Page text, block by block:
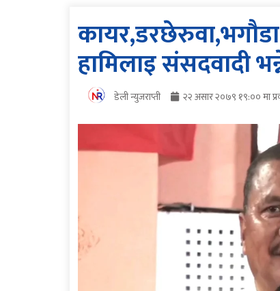
हामिलाइ संसदवादी
डेली न्युजराप्ती २२ असार २०७९ १९:०० मा